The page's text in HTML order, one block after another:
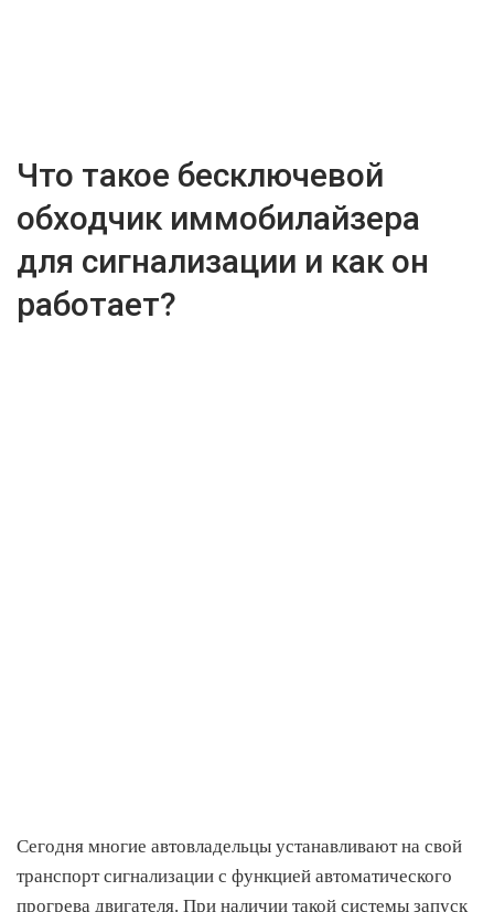
Что такое бесключевой
обходчик иммобилайзера
для сигнализации и как он
работает?
Сегодня многие автовладельцы устанавливают на свой
транспорт сигнализации с функцией автоматического
прогрева двигателя. При наличии такой системы запуск